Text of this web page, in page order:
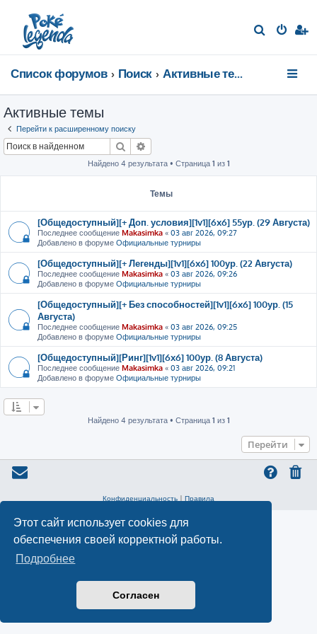
Этот сайт использует cookies для
обеспечения своей корректной работы.
Подробнее
Согласен
Список форумов Поиск Активные темы
Активные темы
Перейти к расширенному поиску
Поиск
Найдено 4 результата • Страница 1 из 1
Темы
[Общедоступный][+ Доп. условия][1v1][6x6] 55ур. (29 Августа)
Последнее сообщение Makasimka « 03 авг 2026, 09:27
Добавлено в форуме Официальные турниры
[Общедоступный][+ Легенды][1v1][6x6] 100ур. (22 Августа)
Последнее сообщение Makasimka « 03 авг 2026, 09:26
Добавлено в форуме Официальные турниры
[Общедоступный][+ Без способностей][1v1][6x6] 100ур. (15
Августа)
Последнее сообщение Makasimka « 03 авг 2026, 09:25
Добавлено в форуме Официальные турниры
[Общедоступный][Ринг][1v1][6x6] 100ур. (8 Августа)
Последнее сообщение Makasimka « 03 авг 2026, 09:21
Добавлено в форуме Официальные турниры
Найдено 4 результата • Страница 1 из 1
Перейти
Конфиденциальность | Правила